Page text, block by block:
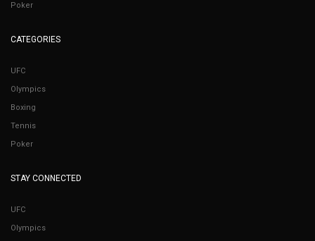
Poker
CATEGORIES
UFC
Olympics
Boxing
Tennis
Poker
STAY CONNECTED
UFC
Olympics